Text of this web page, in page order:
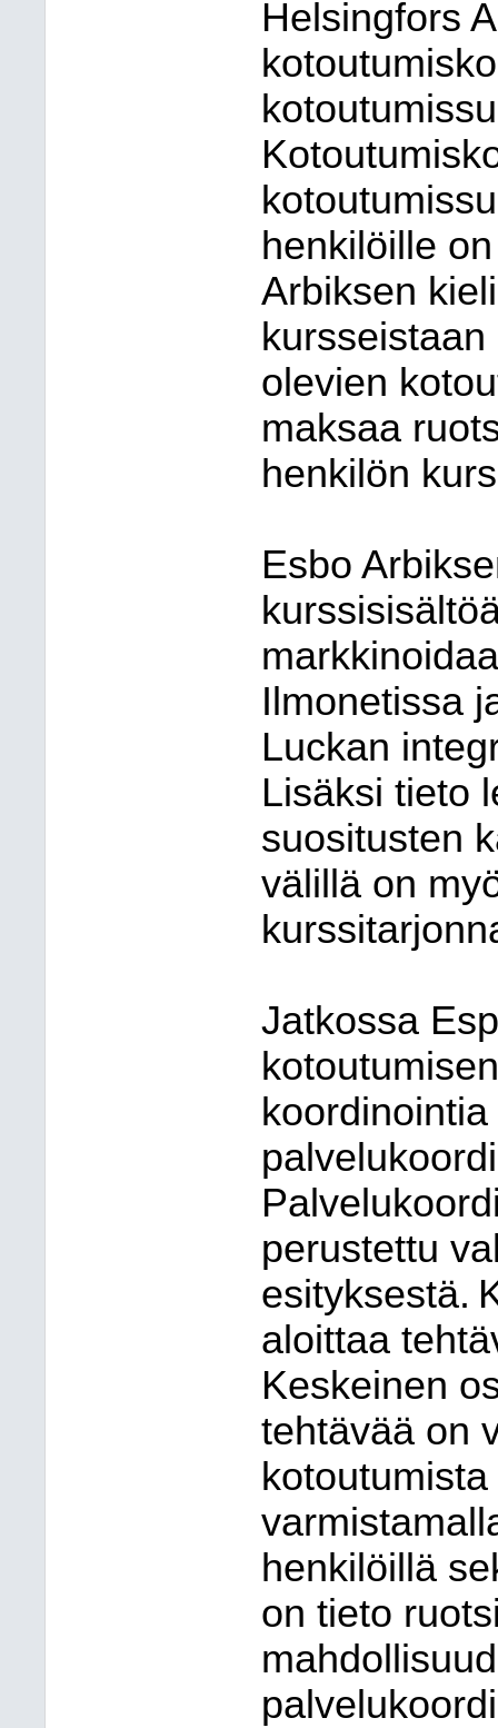
Helsingfors
henkilöille
Arbiksen
olevien
maksaa
henkilön
Esbo
Ilmonetissa
Luckan
Lisäksi tieto
suositusten
välillä on
Jatkossa
perustettu
esityksestä.
aloittaa
Keskeinen
tehtävää on
henkilöillä
on tieto